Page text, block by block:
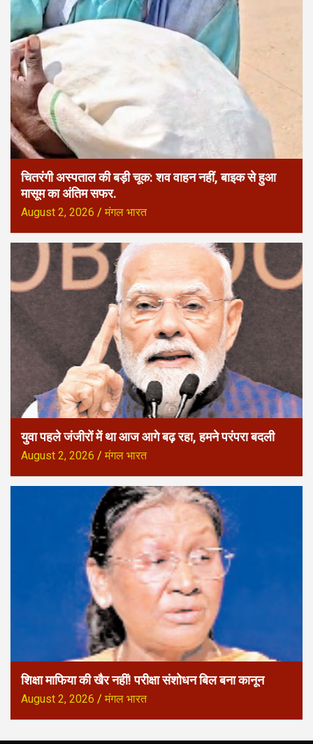
चितरंगी अस्पताल की बड़ी चूक: शव वाहन नहीं, बाइक से हुआ
मासूम का अंतिम सफर.
August 2, 2026 मंगल भारत
युवा पहले जंजीरों में था आज आगे बढ़ रहा, हमने परंपरा बदली
August 2, 2026 मंगल भारत
शिक्षा माफिया की खैर नहीं! परीक्षा संशोधन बिल बना कानून
August 2, 2026 मंगल भारत